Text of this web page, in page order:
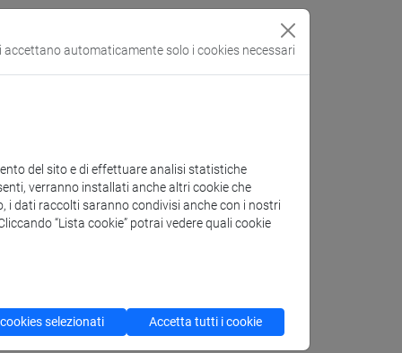
automaticamente solo i cookies necessari
del sito e di effettuare analisi statistiche
verranno installati anche altri cookie che
i dati raccolti saranno condivisi anche con i nostri
“Lista cookie” potrai vedere quali cookie
selezionati Accetta tutti i cookie